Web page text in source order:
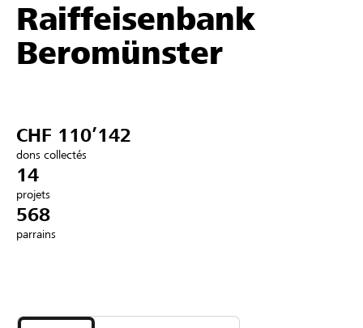
Parrainer
Soutien & assistance
Se connecter
DE FR IT
Raiffeisenbank
Beromünster
CHF 110’142
dons collectés
14
projets
568
parrains
les